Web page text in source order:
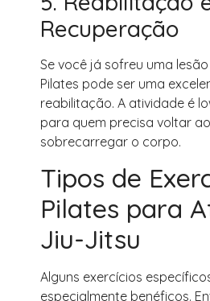
Recuperação
Se você já sofreu uma
Pilates pode ser uma
reabilitação. A atividade é
para quem precisa voltar
sobrecarregar o corpo.
Tipos de
Pilates para
Jiu-Jitsu
Alguns exercícios
especialmente benéficos.